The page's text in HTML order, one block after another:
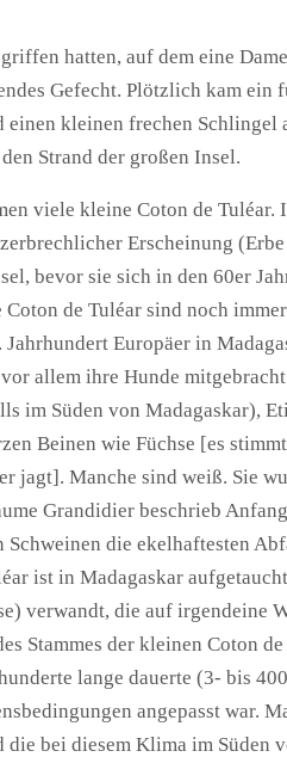
hatten, auf dem eine
Gefecht. Plötzlich kam ein
kleinen frechen Schlingel
Strand der großen Insel.
viele kleine Coton de Tuléar.
Erscheinung
bevor sie sich in den 60er
de Tuléar sind noch
Europäer in
allem ihre Hunde
im Süden von Madagaskar),
Beinen wie Füchse [es
jagt]. Manche sind weiß. Sie
Grandidier beschrieb
die ekelhaftesten
ist in Madagaskar
verwandt, die auf irgendeine
Stammes der kleinen Coton
lange dauerte (3- bis
angepasst war.
bei diesem Klima im Süden